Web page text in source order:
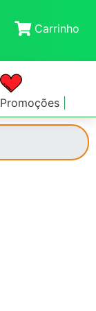
Carrinho
Promoções